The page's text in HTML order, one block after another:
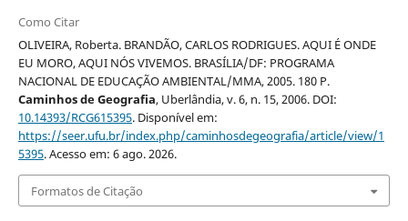
Como Citar
OLIVEIRA, Roberta. BRANDÃO, CARLOS RODRIGUES. AQUI É ONDE
EU MORO, AQUI NÓS VIVEMOS. BRASÍLIA/DF: PROGRAMA
NACIONAL DE EDUCAÇÃO AMBIENTAL/MMA, 2005. 180 P.
Caminhos de Geografia, Uberlândia, v. 6, n. 15, 2006. DOI:
10.14393/RCG615395. Disponível em:
https://seer.ufu.br/index.php/caminhosdegeografia/article/view/1
5395. Acesso em: 6 ago. 2026.
Formatos de Citação